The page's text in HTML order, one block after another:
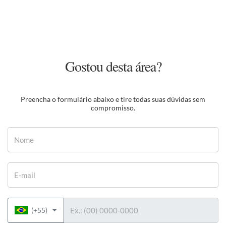
Gostou desta área?
Preencha o formulário abaixo e tire todas suas dúvidas sem
compromisso.
(+55)